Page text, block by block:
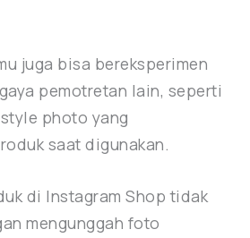
juga bisa bereksperimen
pemotretan lain, seperti
photo yang
saat digunakan.
di Instagram Shop tidak
mengunggah foto